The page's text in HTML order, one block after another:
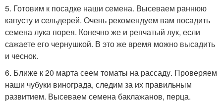
5. Готовим к посадке наши семена. Высеваем раннюю
капусту и сельдерей. Очень рекомендуем вам посадить
семена лука порея. Конечно же и репчатый лук, если
сажаете его чернушкой. В это же время можно высадить
и чеснок.
6. Ближе к 20 марта сеем томаты на рассаду. Проверяем
наши чубуки винограда, следим за их правильным
развитием. Высеваем семена баклажанов, перца.